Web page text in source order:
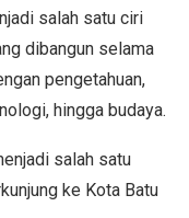
salah satu ciri
dibangun selama
pengetahuan,
hingga budaya.
salah satu
ke Kota Batu